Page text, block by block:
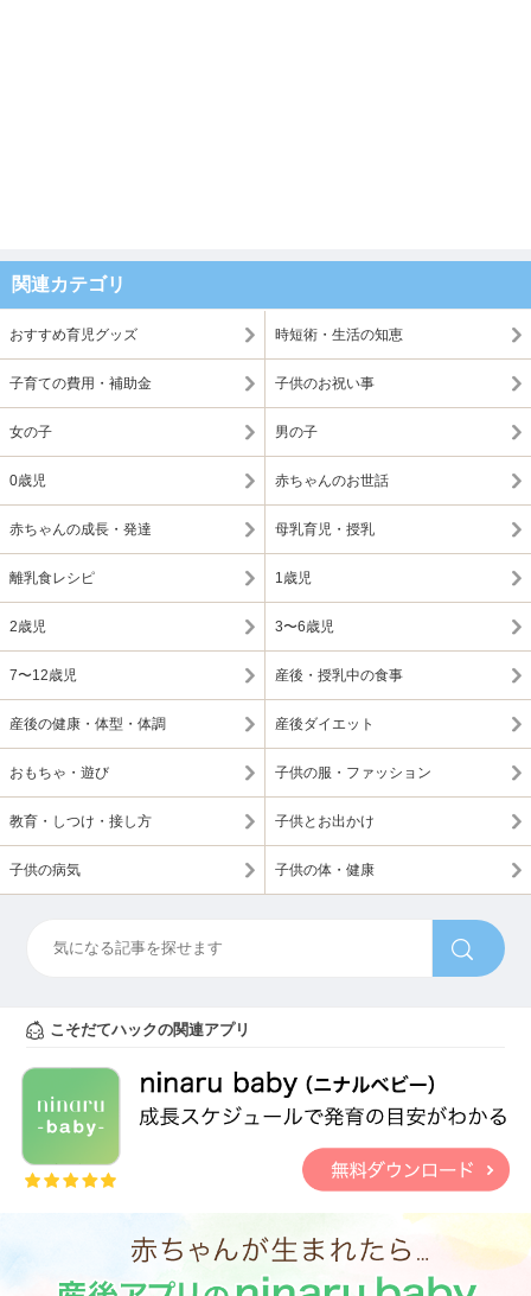
関連カテゴリ
おすすめ育児グッズ 時短術・生活の知恵
子育ての費用・補助金 子供のお祝い事
女の子 男の子
0歳児 赤ちゃんのお世話
赤ちゃんの成長・発達 母乳育児・授乳
離乳食レシピ 1歳児
2歳児 3〜6歳児
7〜12歳児 産後・授乳中の食事
産後の健康・体型・体調 産後ダイエット
おもちゃ・遊び 子供の服・ファッション
教育・しつけ・接し方 子供とお出かけ
子供の病気 子供の体・健康
こそだてハックの関連アプリ